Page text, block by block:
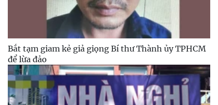
Bắt tạm giam kẻ giả giọng Bí thư Thành ủy TPHCM
để lừa đảo